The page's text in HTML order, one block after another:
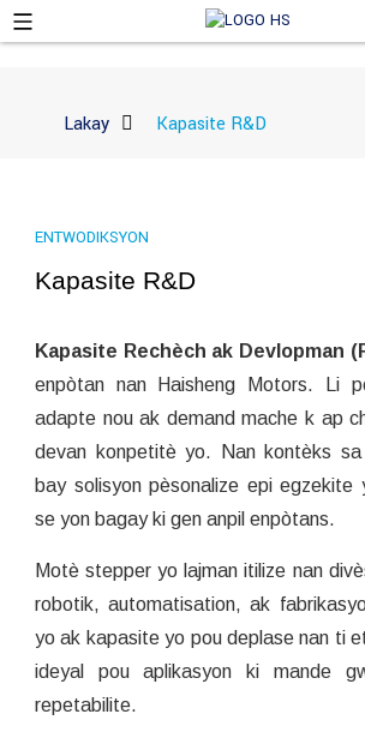
Lakay Kapasite R&D
ENTWODIKSYON
Kapasite R&D
Kapasite Rechèch ak Devlopman
enpòtan nan Haisheng Motors. Li
adapte nou ak demand mache k ap
devan konpetitè yo. Nan kontèks
bay solisyon pèsonalize epi egzekite
se yon bagay ki gen anpil enpòtans.
Motè stepper yo lajman itilize nan
robotik, automatisation, ak
yo ak kapasite yo pou deplase nan ti
ideyal pou aplikasyon ki mande
repetabilite.